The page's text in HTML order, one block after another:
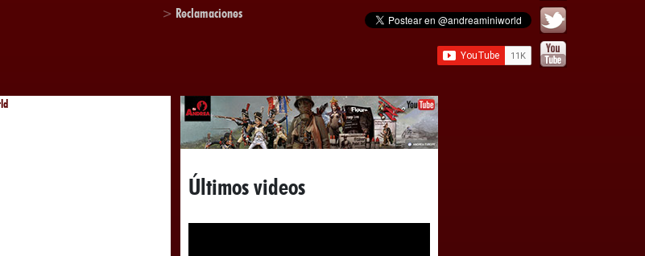
> Reclamaciones
Últimos videos